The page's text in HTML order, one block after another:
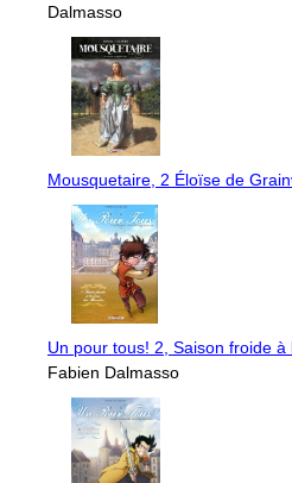
Dalmasso
Mousquetaire, 2 Éloïse de
Un pour tous! 2, Saison froide
Fabien Dalmasso